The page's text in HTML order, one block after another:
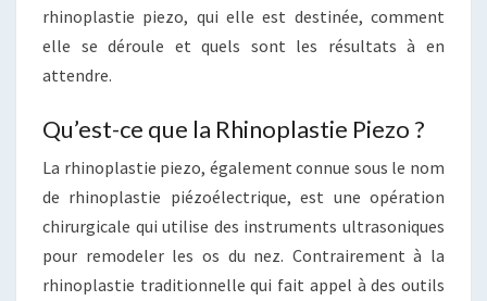
rhinoplastie piezo, qui elle est destinée, comment
elle se déroule et quels sont les résultats à en
attendre.
Qu’est-ce que la Rhinoplastie Piezo ?
La rhinoplastie piezo, également connue sous le nom
de rhinoplastie piézoélectrique, est une opération
chirurgicale qui utilise des instruments ultrasoniques
pour remodeler les os du nez. Contrairement à la
rhinoplastie traditionnelle qui fait appel à des outils